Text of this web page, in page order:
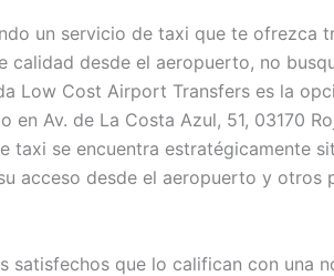
un servicio de taxi que te ofrezca
calidad desde el aeropuerto, no
Low Cost Airport Transfers es la
en Av. de La Costa Azul, 51, 03170
taxi se encuentra estratégicamente
acceso desde el aeropuerto y otros
satisfechos que lo califican con una